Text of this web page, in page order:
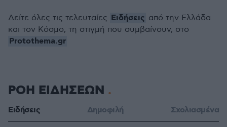
Δείτε όλες τις τελευταίες Ειδήσεις από την Ελλάδα
και τον Κόσμο, τη στιγμή που συμβαίνουν, στο
Protothema.gr
ΡΟΗ ΕΙΔΗΣΕΩΝ
Ειδήσεις Δημοφιλή Σχολιασμένα